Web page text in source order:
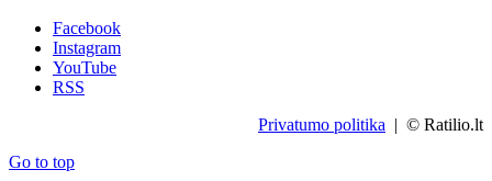
Facebook
Instagram
YouTube
RSS
Privatumo politika | © Ratilio.lt
Go to top